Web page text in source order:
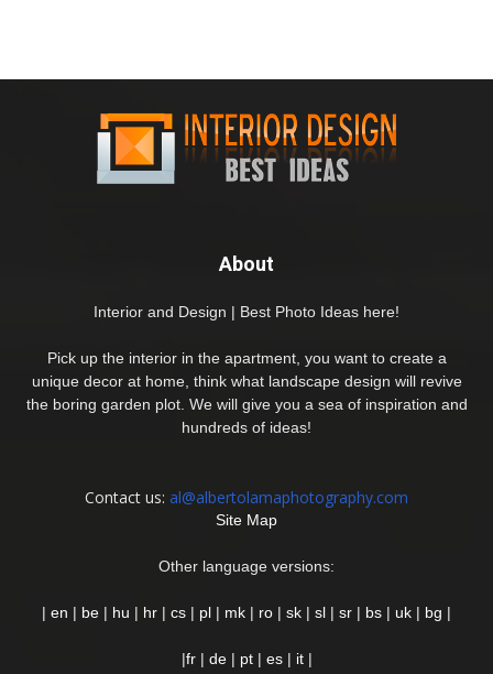
About
Interior and Design | Best Photo Ideas here!
Pick up the interior in the apartment, you want to create a
unique decor at home, think what landscape design will revive
the boring garden plot. We will give you a sea of inspiration and
hundreds of ideas!
Contact us: al@albertolamaphotography.com
Site Map
Other language versions:
| en | be | hu | hr | cs | pl | mk | ro | sk | sl | sr | bs | uk | bg |
|fr| de | pt| es| it|